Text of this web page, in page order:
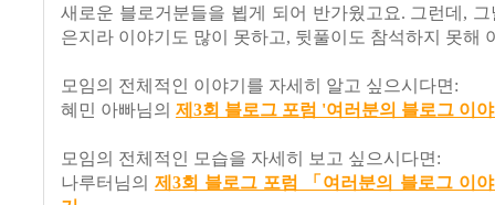
새로운 블로거분들을 뵙게 되어 반가웠고요. 그런데,
은지라 이야기도 많이 못하고, 뒷풀이도 참석하지 못해
모임의 전체적인 이야기를 자세히 알고 싶으시다면:
혜민 아빠님의 제3회 블로그 포럼 '여러분의 블로그 이
모임의 전체적인 모습을 자세히 보고 싶으시다면:
나루터님의제3회 블로그 포럼 「여러분의 블로그 이